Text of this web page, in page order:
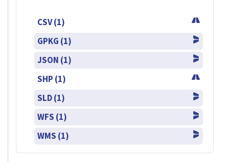
CSV (1)
GPKG (1)
JSON (1)
SHP (1)
SLD (1)
WFS (1)
WMS (1)